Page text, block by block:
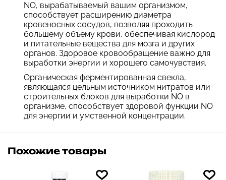
NO, вырабатываемый вашим организмом,
способствует расширению диаметра
кровеносных сосудов, позволяя проходить
большему объему крови, обеспечивая кислород
и питательные вещества для мозга и других
органов. Здоровое кровообращение важно для
выработки энергии и хорошего самочувствия.
Органическая ферментированная свекла,
являющаяся цельным источником нитратов или
строительных блоков для выработки NO в
организме, способствует здоровой функции NO
для энергии и умственной концентрации.
Похожие товары